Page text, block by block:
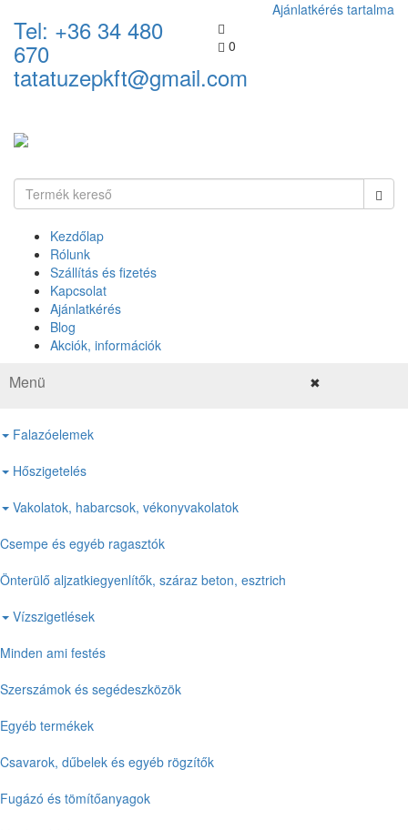
Tel: +36 34 480
670
tatatuzepkft@gmail.com
Ajánlatkérés tartalma
0
Kezdőlap
Rólunk
Szállítás és fizetés
Kapcsolat
Ajánlatkérés
Blog
Akciók, információk
Menü ✖
Falazóelemek
Hőszigetelés
Vakolatok, habarcsok, vékonyvakolatok
Csempe és egyéb ragasztók
Önterülő aljzatkiegyenlítők, száraz beton, esztrich
Vízszigetlések
Minden ami festés
Szerszámok és segédeszközök
Egyéb termékek
Csavarok, dűbelek és egyéb rögzítők
Fugázó és tömítőanyagok